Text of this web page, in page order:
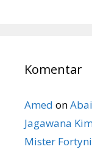
Komentar
Amed onAbai
Jagawana
Mister